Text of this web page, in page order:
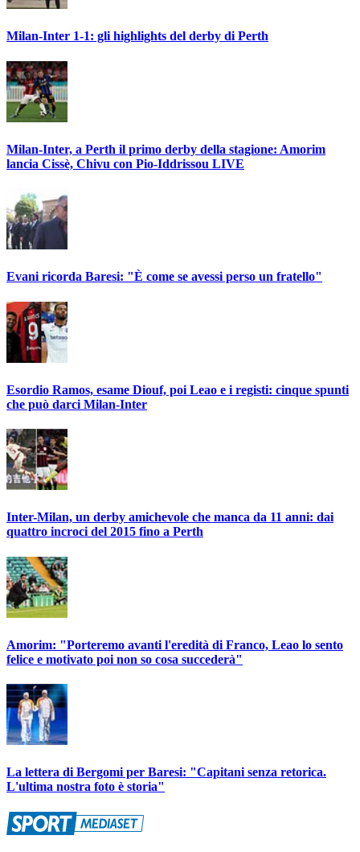
Milan-Inter 1-1: gli highlights del derby di Perth
Milan-Inter, a Perth il primo derby della stagione: Amorim
lancia Cissè, Chivu con Pio-Iddrissou LIVE
Evani ricorda Baresi: "È come se avessi perso un fratello"
Esordio Ramos, esame Diouf, poi Leao e i registi: cinque spunti
che può darci Milan-Inter
Inter-Milan, un derby amichevole che manca da 11 anni: dai
quattro incroci del 2015 fino a Perth
Amorim: "Porteremo avanti l'eredità di Franco, Leao lo sento
felice e motivato poi non so cosa succederà"
La lettera di Bergomi per Baresi: "Capitani senza retorica.
L'ultima nostra foto è storia"